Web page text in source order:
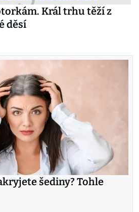
Král trhu těží z
děsí
šediny? Tohle